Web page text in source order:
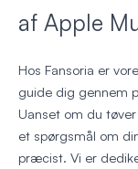
af Apple
Hos Fansoria er
guide dig gennem
Uanset om du
et spørgsmål om
præcist. Vi er